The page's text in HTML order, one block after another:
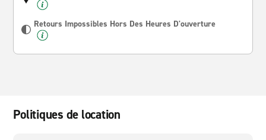
Retours Impossibles Hors Des Heures D'ouverture
Politiques de location